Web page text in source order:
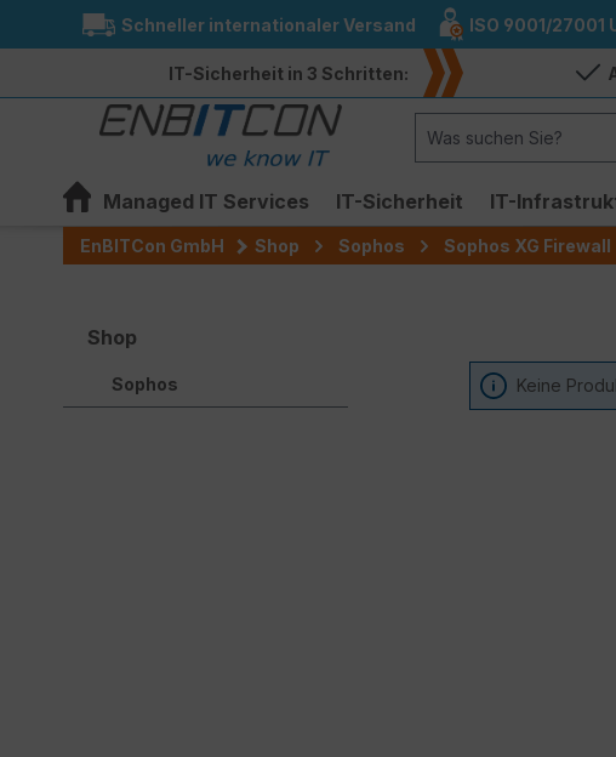
Zur Hauptnavigation springen
Schneller internationaler Versand ISO 9001/
IT-Sicherheit in 3 Schritten:
Managed IT Services IT-Sicherheit IT-
EnBITCon GmbH Shop Sophos Sophos XG Firewall
Shop
Sophos Keine